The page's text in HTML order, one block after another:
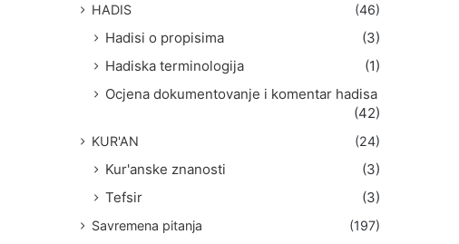
HADIS (46)
Hadisi o propisima
(3)
Hadiska terminologija
(1)
Ocjena dokumentovanje i komentar hadisa
(42)
KUR'AN (24)
Kur'anske znanosti
(3)
Tefsir
(3)
Savremena pitanja
(197)